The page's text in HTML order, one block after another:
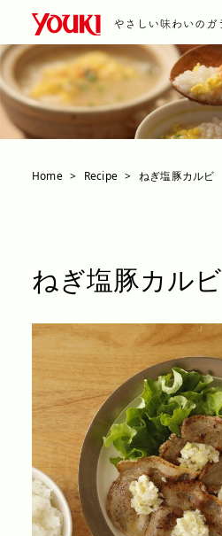
Home Recipe ねぎ塩豚カルビ
ねぎ塩豚カルビ